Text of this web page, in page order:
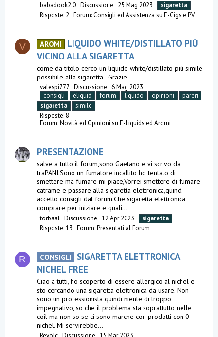
babadook2.0 Discussione 25 Mag 2023
sigaretta
Risposte: 2 Forum:Consigli ed Assistenza su E-Cigs e PV
V AROMI
LIQUIDO WHITE/DISTILLATO PIÙ
VICINO ALLA SIGARETTA
come da titolo cerco un liquido white/distillato più simile
possibile alla sigaretta . Grazie
valespi777 Discussione 6 Mag 2023
consigli
eliquid forum liquido opinioni
pareri
sigaretta
simile
Risposte: 8
Forum:Novità ed Opinioni su E-Liquids ed Aromi
PRESENTAZIONE
salve a tutto il forum,sono Gaetano e vi scrivo da
traPANI.Sono un fumatore incallito ho tentato di
smettere ma fumare mi piace,Vorrei smettere di fumare
catrame e passare alla sigaretta elettronica,quindi
accetto consigli dal forum.Che sigaretta elettronica
comprare per iniziare e quali...
torbaal Discussione 12 Apr 2023
sigaretta
Risposte: 13 Forum:Presentati al Forum
R CONSIGLI
SIGARETTA ELETTRONICA
NICHEL FREE
Ciao a tutti, ho scoperto di essere allergico al nichel e
sto cercando una sigaretta elettronica da usare. Non
sono un professionista quindi niente di troppo
impegnativo, so che il problema sta soprattutto nelle
coil ma non so se ci sono marche con prodotti con 0
nichel. Mi servirebbe...
Revolc Discussione 15 Mar 2023